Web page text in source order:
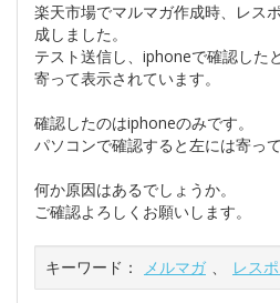
楽天市場でマルマガ作成時、レス
成しました。
テスト送信し、iphoneで確認した
寄って表示されています。
確認したのはiphoneのみです。
パソコンで確認すると左には寄って
何か原因はあるでしょうか。
ご確認よろしくお願いします。
キーワード： メルマガ 、 レス